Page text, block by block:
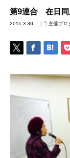
第9連合 在日同
2015.3.30 主催プロ